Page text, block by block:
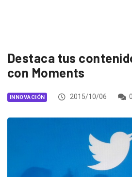
Destaca tus
con Moments
INNOVACIÓN 2015/10/06 0